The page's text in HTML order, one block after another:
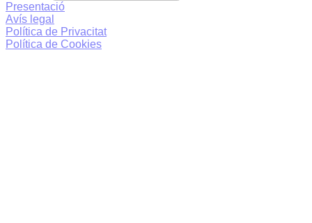
Presentació
Avís legal
Política de Privacitat
Política de Cookies